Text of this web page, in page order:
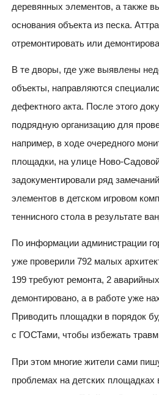
деревянных элементов, а также
основания объекта из песка.
отремонтировать или
В те дворы, где уже выявлены
объекты, направляются
дефектного акта. После этого
подрядную организацию для
например, в ходе очередного
площадки, на улице Ново-
задокументировали ряд
элементов в детском игровом
теннисного стола в результате
По информации администрации
уже проверили 792 малых
199 требуют ремонта, 2
демонтировано, а в работе уже
Приводить площадки в порядок
с ГОСТами, чтобы избежать
При этом многие жители сами
проблемах на детских